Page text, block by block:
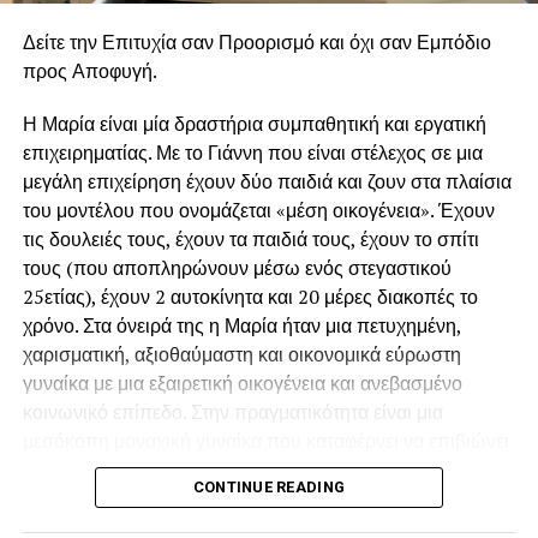
● μαθηματική σκέψη
● οργανωμένες συνήθειες μελέτης
● κοινωνική υπευθυνότητα
Η σωστή εκπαιδευτική καθοδήγηση βοηθά τα παιδιά να
αναπτύξουν θετική σχέση με τη μάθηση και να ενισχύσουν
την αυτοπεποίθησή τους. Ένα σύγχρονο και ασφαλές
σχολικό περιβάλλον Η ασφάλεια και η ποιότητα του
σχολικού περιβάλλοντος αποτελούν βασικά κριτήρια
επιλογής για κάθε οικογένεια. Ένα οργανωμένο σχολικό
περιβάλλον μπορεί να προσφέρει:
● μικρότερα τμήματα
Δείτε την Επιτυχία σαν Προορισμό και όχι σαν Εμπόδιο
προς Αποφυγή.
Η Μαρία είναι μία δραστήρια συμπαθητική και εργατική
επιχειρηματίας. Με το Γιάννη που είναι στέλεχος σε μια
μεγάλη επιχείρηση έχουν δύο παιδιά και ζουν στα πλαίσια
του μοντέλου που ονομάζεται «μέση οικογένεια». Έχουν
τις δουλειές τους, έχουν τα παιδιά τους, έχουν το σπίτι
τους (που αποπληρώνουν μέσω ενός στεγαστικού
25ετίας), έχουν 2 αυτοκίνητα και 20 μέρες διακοπές το
χρόνο. Στα όνειρά της η Μαρία ήταν μια πετυχημένη,
χαρισματική, αξιοθαύμαστη και οικονομικά εύρωστη
γυναίκα με μια εξαιρετική οικογένεια και ανεβασμένο
κοινωνικό επίπεδο. Στην πραγματικότητα είναι μια
παγιδευμένη μέσα στην βαρετή της καθημερινότητα.
«Υπάρχουν και χειρότερα» λέει στον εαυτό της όταν αραιά
και που την ζώνουν οι προσωπικές της ανασφάλειες.
CONTINUE READING